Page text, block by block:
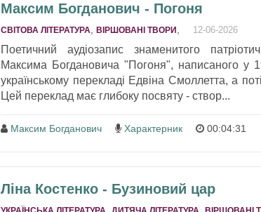
Максим Богданович - Погоня
СВІТОВА ЛІТЕРАТУРА ВІРШОВАНІ ТВОРИ 12-06-2026
Поетичний аудіозапис знаменитого
Максима Богдановича "Погоня", написаного у
українському перекладі Едвіна Смоллетта, а
Цей переклад має глибоку посвяту - створ...
Максим Богданович Характерник 00:04:31
Ліна Костенко - Бузиновий цар